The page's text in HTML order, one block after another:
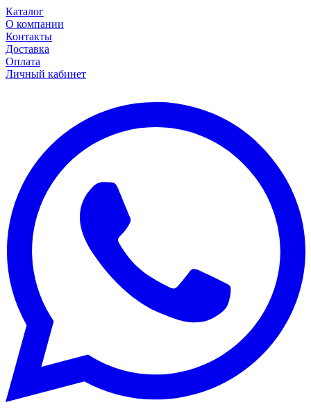
Каталог
О компании
Контакты
Доставка
Оплата
Личный кабинет